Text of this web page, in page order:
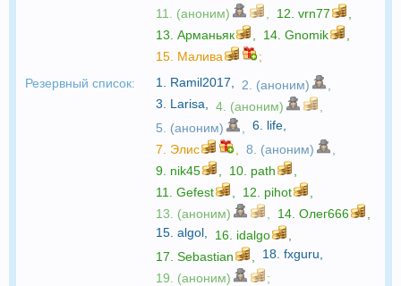
11. (аноним)
12. vrn77
13. Арманьяк 14. Gnomik
15. Малива
;
Резервный список:
1. Ramil2017 2. (аноним)
3. Larisa 4. (аноним)
5. (аноним)
6. life
7. Элис 8. (аноним)
9. nik45 10. path
11. Gefest 12. pihot
13. (аноним)
14. Олег666
15. algol 16. idalgo
17. Sebastian 18. fxguru
19. (аноним)
;